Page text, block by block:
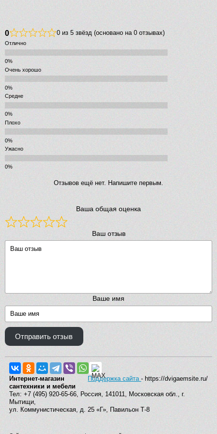
0 0 из 5 звёзд (основано на 0 отзывах)
Отлично
Очень хорошо
Средне
Плохо
Ужасно
Отзывов ещё нет. Напишите первым.
Ваша общая оценка
Ваш отзыв
Ваше имя
Отправить отзыв
Поддержка сайта- https://dvigaemsite.ru/
Интернет-магазин
сантехники и мебели
Тел: +7 (495) 920-65-66, Россия, 141011, Московская обл., г.
Мытищи,
ул. Коммунистическая, д. 25 «Г», Павильон Т-8